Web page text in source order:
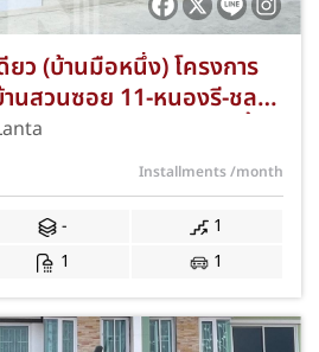
ยว (บ้านมือหนึ่ง) โครงการ
นสวนซอย 11-หนองรี-ชลบุรี
ร.ว. 2 ห้องนอน 1 ห้องน้ำ
ดีเดินทางสะดวกเชื่อมต่อ
งชุมชนและธรรมชาติ ค่า
Installments/month
-
1
1 1